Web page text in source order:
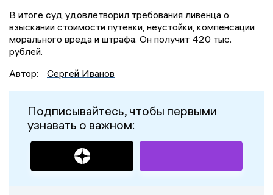
В итоге суд удовлетворил требования ливенца о
взыскании стоимости путевки, неустойки, компенсации
морального вреда и штрафа. Он получит 420 тыс.
рублей.
Автор:
Сергей Иванов
Подписывайтесь, чтобы первыми
узнавать о важном: